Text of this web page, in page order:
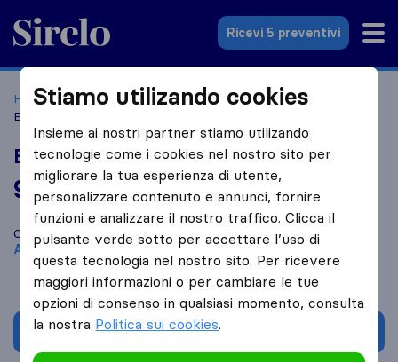
Sirelo.it
Ricevi 5 preventivi
Home Le 10 migliori aziende di traslochi in Italia
Bravo Maurino
Bravo Maurino
9,6 basato su 4
recensioni di Sirelo e Google
i
Confronta Bravo Maurino con altreaziende di traslochi
Asolo
Chiedi preventivo
Stiamo utilizando cookies
Insieme ai nostri partner stiamo utilizando
tecnologie come i cookies nel nostro sito per
migliorare la tua esperienza di utente,
personalizzare contenuto e annunci, fornire
funzioni e analizzare il nostro traffico. Clicca il
pulsante verde sotto per accettare l’uso di
questa tecnologia nel nostro sito. Per ricevere
maggiori informazioni o per cambiare le tue
opzioni di consenso in qualsiasi momento, consulta
la nostra Politica sui cookies.